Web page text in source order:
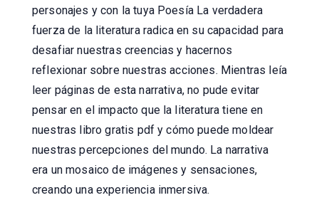
personajes y con la tuya Poesía La verdadera
fuerza de la literatura radica en su capacidad para
desafiar nuestras creencias y hacernos
reflexionar sobre nuestras acciones. Mientras leía
leer páginas de esta narrativa, no pude evitar
pensar en el impacto que la literatura tiene en
nuestras libro gratis pdf y cómo puede moldear
nuestras percepciones del mundo. La narrativa
era un mosaico de imágenes y sensaciones,
creando una experiencia inmersiva.